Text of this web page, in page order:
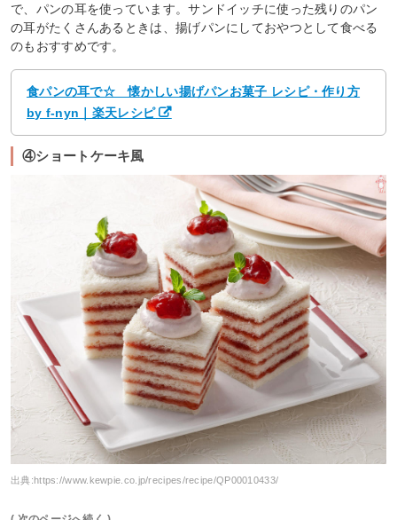
で、パンの耳を使っています。サンドイッチに使った残りのパン
の耳がたくさんあるときは、揚げパンにしておやつとして食べる
のもおすすめです。
食パンの耳で☆ 懐かしい揚げパンお菓子 レシピ・作り方
by f-nyn｜楽天レシピ
④ショートケーキ風
出典:https://www.kewpie.co.jp/recipes/recipe/QP00010433/